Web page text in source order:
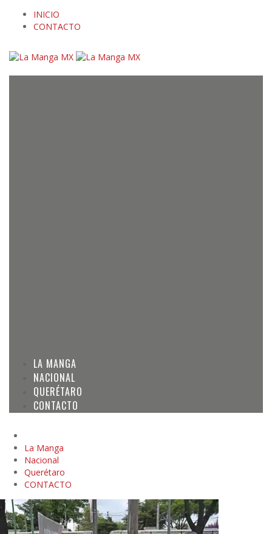
INICIO
CONTACTO
LA MANGA
NACIONAL
QUERÉTARO
CONTACTO
La Manga
Nacional
Querétaro
CONTACTO